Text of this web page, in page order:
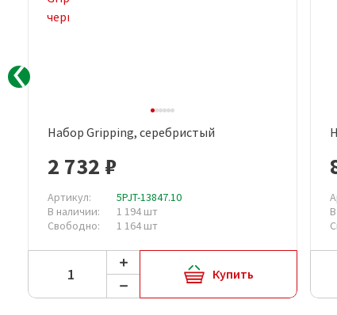
Быстрый просмотр
Набор Gripping, серебристый
2 732 ₽
Артикул:
5PJT-13847.10
В наличии:
1 194 шт
Свободно:
1 164 шт
Купить